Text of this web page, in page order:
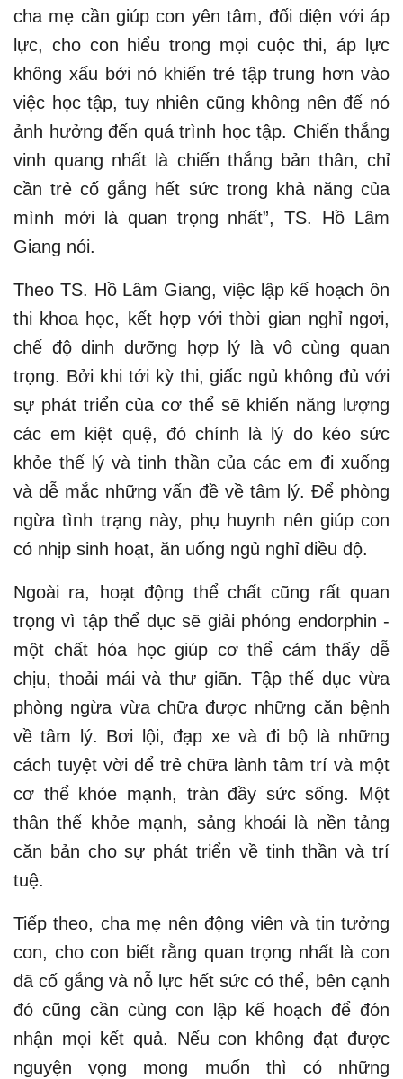
cha mẹ cần giúp con yên tâm, đối diện với áp
lực, cho con hiểu trong mọi cuộc thi, áp lực
không xấu bởi nó khiến trẻ tập trung hơn vào
việc học tập, tuy nhiên cũng không nên để nó
ảnh hưởng đến quá trình học tập. Chiến thắng
vinh quang nhất là chiến thắng bản thân, chỉ
cần trẻ cố gắng hết sức trong khả năng của
mình mới là quan trọng nhất”, TS. Hồ Lâm
Giang nói.
Theo TS. Hồ Lâm Giang, việc lập kế hoạch ôn
thi khoa học, kết hợp với thời gian nghỉ ngơi,
chế độ dinh dưỡng hợp lý là vô cùng quan
trọng. Bởi khi tới kỳ thi, giấc ngủ không đủ với
sự phát triển của cơ thể sẽ khiến năng lượng
các em kiệt quệ, đó chính là lý do kéo sức
khỏe thể lý và tinh thần của các em đi xuống
và dễ mắc những vấn đề về tâm lý. Để phòng
ngừa tình trạng này, phụ huynh nên giúp con
có nhịp sinh hoạt, ăn uống ngủ nghỉ điều độ.
Ngoài ra, hoạt động thể chất cũng rất quan
trọng vì tập thể dục sẽ giải phóng endorphin -
một chất hóa học giúp cơ thể cảm thấy dễ
chịu, thoải mái và thư giãn. Tập thể dục vừa
phòng ngừa vừa chữa được những căn bệnh
về tâm lý. Bơi lội, đạp xe và đi bộ là những
cách tuyệt vời để trẻ chữa lành tâm trí và một
cơ thể khỏe mạnh, tràn đầy sức sống. Một
thân thể khỏe mạnh, sảng khoái là nền tảng
căn bản cho sự phát triển về tinh thần và trí
tuệ.
Tiếp theo, cha mẹ nên động viên và tin tưởng
con, cho con biết rằng quan trọng nhất là con
đã cố gắng và nỗ lực hết sức có thể, bên cạnh
đó cũng cần cùng con lập kế hoạch để đón
nhận mọi kết quả. Nếu con không đạt được
nguyện vọng mong muốn thì có những